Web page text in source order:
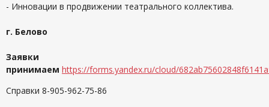
- Инновации в продвижении театрального коллектива.
г. Белово
Заявки
принимаем https://forms.yandex.ru/cloud/
Справки 8-905-962-75-86